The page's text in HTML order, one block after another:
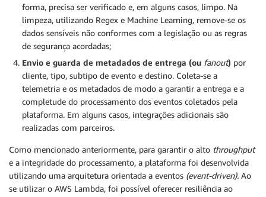
forma, precisa ser verificado e, em alguns casos, limpo. Na
limpeza, utilizando Regex e Machine Learning, remove-se os
dados sensíveis não conformes com a legislação ou as regras
de segurança acordadas;
Envio e guarda de metadados de entrega (ou fanout) por
cliente, tipo, subtipo de evento e destino. Coleta-se a
telemetria e os metadados de modo a garantir a entrega e a
completude do processamento dos eventos coletados pela
plataforma. Em alguns casos, integrações adicionais são
realizadas com parceiros.
Como mencionado anteriormente, para garantir o alto throughput
e a integridade do processamento, a plataforma foi desenvolvida
utilizando uma arquitetura orientada a eventos (event-driven). Ao
se utilizar o AWS Lambda, foi possível oferecer resiliência ao